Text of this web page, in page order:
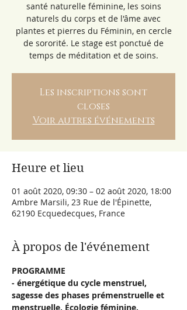
santé naturelle féminine, les soins
naturels du corps et de l'âme avec
plantes et pierres du Féminin, en cercle
de sororité. Le stage est ponctué de
temps de méditation et de soins.
Les inscriptions sont
closes
Voir autres événements
Heure et lieu
01 août 2020, 09:30 – 02 août 2020, 18:00
Ambre Marsili, 23 Rue de l'Épinette,
62190 Ecquedecques, France
À propos de l'événement
PROGRAMME
- énergétique du cycle menstruel,
sagesse des phases prémenstruelle et
menstruelle, Écologie féminine.